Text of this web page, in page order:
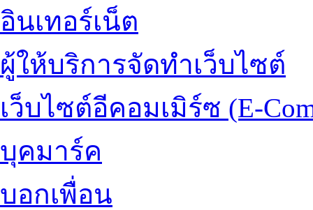
อินเทอร์เน็ต
ผู้ให้บริการจัดทำเว็บไซต์
เว็บไซต์อีคอมเมิร์ซ (E-
บุคมาร์ค
บอกเพื่อน